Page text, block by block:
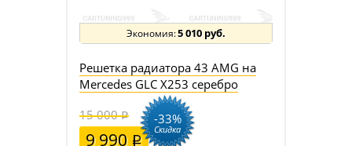
5 010 руб.
Решетка радиатора 43 AMG на
Mercedes GLC X253 серебро
15 000
9 990
-33%
Скидка